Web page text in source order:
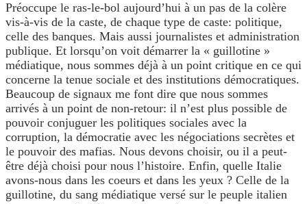
Préoccupe le ras-le-bol aujourd’hui à un pas de la colère
vis-à-vis de la caste, de chaque type de caste: politique,
celle des banques. Mais aussi journalistes et administration
publique. Et lorsqu’on voit démarrer la « guillotine »
médiatique, nous sommes déjà à un point critique en ce qui
concerne la tenue sociale et des institutions démocratiques.
Beaucoup de signaux me font dire que nous sommes
arrivés à un point de non-retour: il n’est plus possible de
pouvoir conjuguer les politiques sociales avec la
corruption, la démocratie avec les négociations secrètes et
le pouvoir des mafias. Nous devons choisir, ou il a peut-
être déjà choisi pour nous l’histoire. Enfin, quelle Italie
avons-nous dans les coeurs et dans les yeux ? Celle de la
guillotine, du sang médiatique versé sur le peuple italien